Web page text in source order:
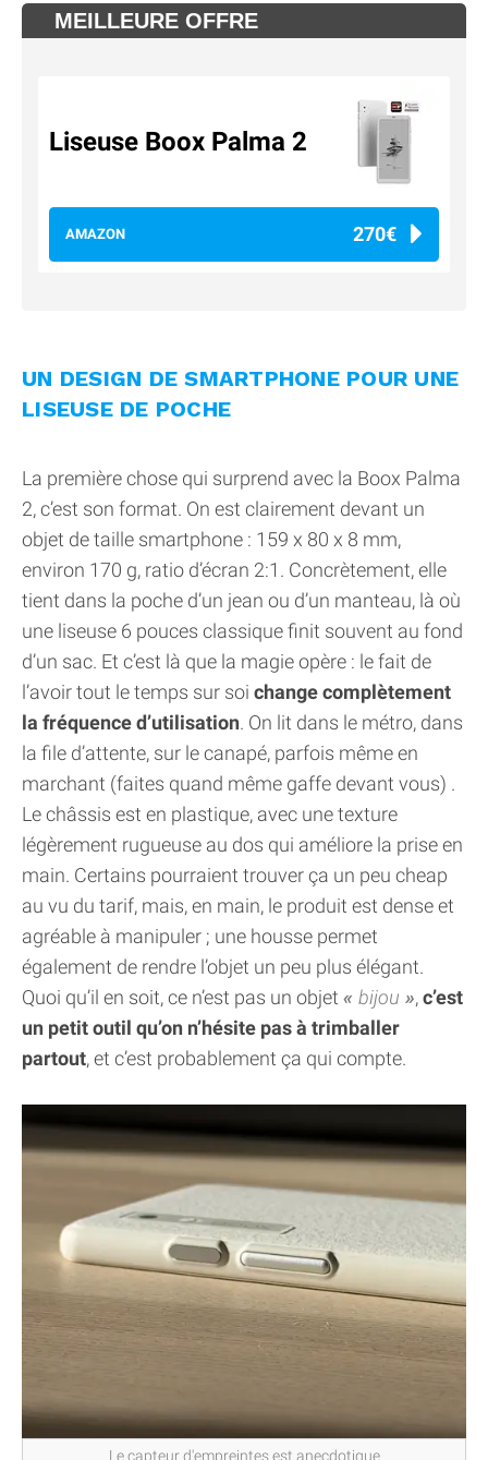
MEILLEURE OFFRE
Liseuse Boox Palma 2
AMAZON 270€
UN DESIGN DE SMARTPHONE POUR UNE
LISEUSE DE POCHE
La première chose qui surprend avec la Boox Palma
2, c’est son format. On est clairement devant un
objet de taille smartphone : 159 x 80 x 8 mm,
environ 170 g, ratio d’écran 2:1. Concrètement, elle
tient dans la poche d’un jean ou d’un manteau, là où
une liseuse 6 pouces classique finit souvent au fond
d’un sac. Et c’est là que la magie opère : le fait de
l’avoir tout le temps sur soi change complètement
la fréquence d’utilisation. On lit dans le métro, dans
la file d’attente, sur le canapé, parfois même en
marchant (faites quand même gaffe devant vous) .
Le châssis est en plastique, avec une texture
légèrement rugueuse au dos qui améliore la prise en
main. Certains pourraient trouver ça un peu cheap
au vu du tarif, mais, en main, le produit est dense et
agréable à manipuler ; une housse permet
également de rendre l’objet un peu plus élégant.
Quoi qu’il en soit, ce n’est pas un objet
bijou ,c’est
un petit outil qu’on n’hésite pas à trimballer
partout, et c’est probablement ça qui compte.
Le capteur d'empreintes est anecdotique